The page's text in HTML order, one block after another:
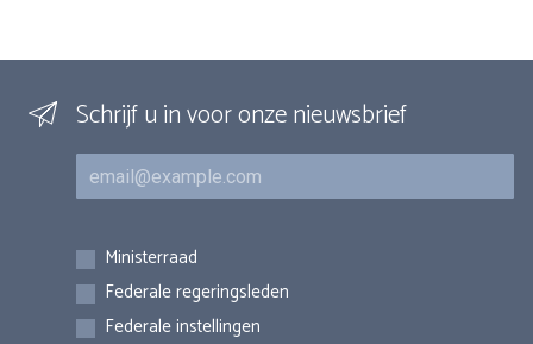
Schrijf u in voor onze nieuwsbrief
E-mail
Inschrijvingen
Ministerraad
Federale regeringsleden
Federale instellingen